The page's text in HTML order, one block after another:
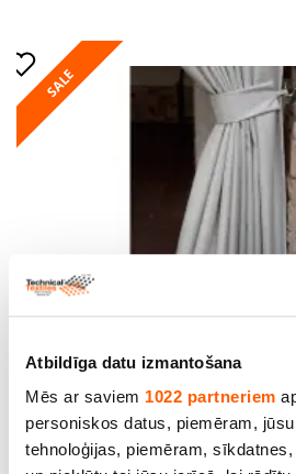
Atbildīga datu izmantošana
Mēs ar saviem 1022 partneriem
personiskos datus, piemēram,
tehnoloģijas, piemēram,
SALE
Audums Oxford, bl.200g/m²,
gaiši pelēka. 100% poliesters.
rulli - 10m. Bezmaksas piegāde